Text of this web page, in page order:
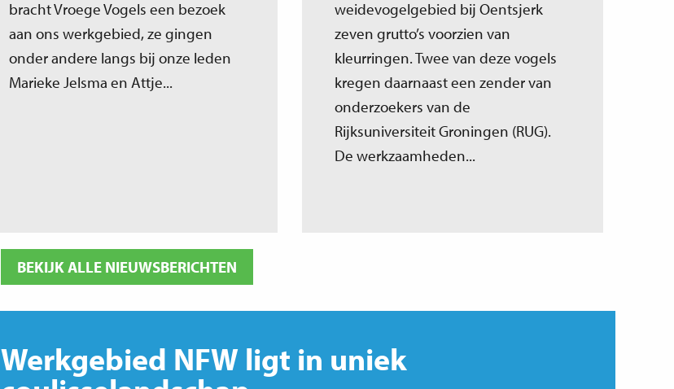
bracht Vroege Vogels een bezoek
aan ons werkgebied, ze gingen
onder andere langs bij onze leden
Marieke Jelsma en Attje...
weidevogelgebied bij Oentsjerk
zeven grutto’s voorzien van
kleurringen. Twee van deze vogels
kregen daarnaast een zender van
onderzoekers van de
Rijksuniversiteit Groningen (RUG).
De werkzaamheden...
BEKIJK ALLE NIEUWSBERICHTEN
Werkgebied NFW ligt in uniek